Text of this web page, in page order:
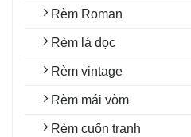
Rèm Roman
Rèm lá dọc
Rèm vintage
Rèm mái vòm
Rèm cuốn tranh